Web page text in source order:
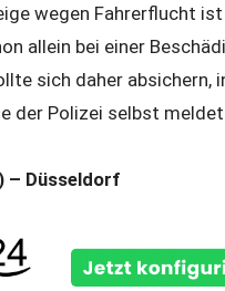
wegen Fahrerflucht
allein bei einer
sich daher absichern,
der Polizei selbst meldet.
– Düsseldorf
der